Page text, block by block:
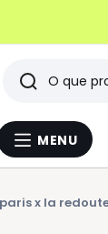
Menu
MENU
Pesquisar
Últimos
vistos
x la